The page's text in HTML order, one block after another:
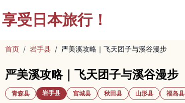
享受 日本旅行！
首页 / 岩手县 / 严美溪攻略｜飞天团子与溪谷漫步
严美溪攻略｜飞天团子与溪谷漫步
青森县 岩手县 宫城县 秋田县 山形县 福岛县